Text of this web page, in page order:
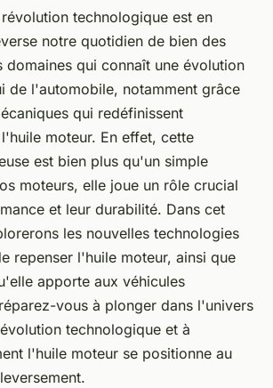
technologique est en
notre quotidien de bien des
domaines qui connaît une évolution
de l'automobile, notamment grâce
qui redéfinissent
moteur. En effet, cette
est bien plus qu'un simple
moteurs, elle joue un rôle crucial
et leur durabilité. Dans cet
les nouvelles technologies
repenser l'huile moteur, ainsi que
apporte aux véhicules
vous à plonger dans l'univers
technologique et à
l'huile moteur se positionne au